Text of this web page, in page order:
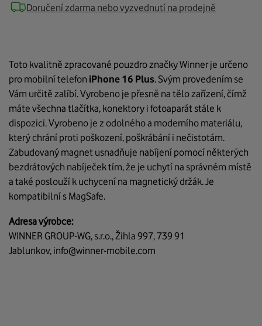
Doručení zdarma nebo vyzvednutí na prodejně
Toto kvalitně zpracované pouzdro značky Winner je určeno
pro mobilní telefon iPhone 16 Plus. Svým provedením se
Vám určitě zalíbí. Vyrobeno je přesně na tělo zařízení, čímž
máte všechna tlačítka, konektory i fotoaparát stále k
dispozici. Vyrobeno je z odolného a moderního materiálu,
který chrání proti poškození, poškrábání i nečistotám.
Zabudovaný magnet usnadňuje nabíjení pomocí některých
bezdrátových nabíječek tím, že je uchytí na správném místě
a také poslouží k uchycení na magnetický držák. Je
kompatibilní s MagSafe.
Adresa výrobce:
WINNER GROUP-WG, s.r.o., Žihla 997, 739 91
Jablunkov, info@winner-mobile.com